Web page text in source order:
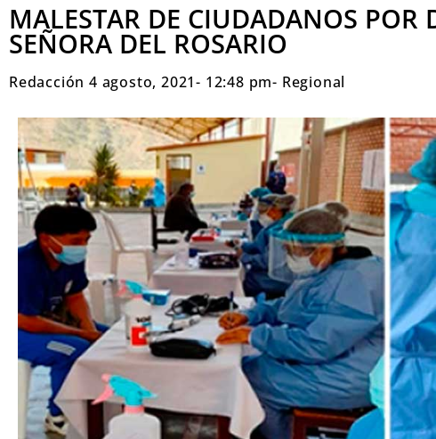
MALESTAR DE CIUDADANOS
SEÑORA DEL ROSARIO
Redacción 4 agosto, 2021- 12:48 pm- Regional